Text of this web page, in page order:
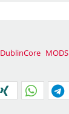
DublinCore MODS